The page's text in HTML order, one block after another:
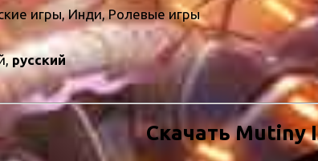
игры, Инди, Ролевые игры
русский
Скачать Mutiny